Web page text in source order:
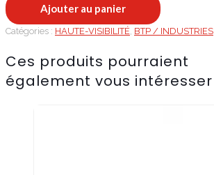
HIWAY
Ajouter au panier
Catégories : HAUTE-VISIBILITÉ, BTP / INDUSTRIES
Ces produits pourraient
également vous intéresser